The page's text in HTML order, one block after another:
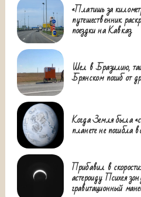
«Платишь за
путешественник
поездки на Кавказ
Шел в Бразилию,
Брянском погиб от
Когда Земля была
планете не погибла
Прибавил в
астероиду Психея
гравитационный